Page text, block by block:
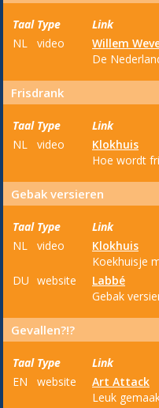
Taal Type
Link
NL
video
Willem
De
Frisdrank
Taal Type
Link
NL
video
Klokhuis
Hoe wordt
Gebak versieren
Taal Type
Link
NL
video
Klokhuis
Koekhuisje
DU website
Labbé
Gebak
Gevallen?!?
Taal Type
Link
EN
website
Art Attack
Leuk